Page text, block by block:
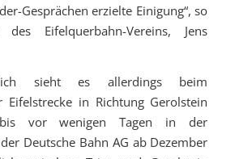
Gesprächen erzielte Einigung“, so
Eifelquerbahn-Vereins, Jens
sieht es allerdings beim
Eifelstrecke in Richtung Gerolstein
vor wenigen Tagen in der
Deutsche Bahn AG ab Dezember